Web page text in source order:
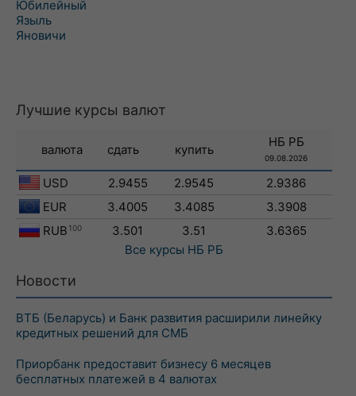
Юбилейный
Языль
Яновичи
Лучшие курсы валют
валюта сдать купить
НБ РБ
09.08.2026
USD 2.9455 2.9545
2.9386
EUR
3.4005 3.4085
3.3908
RUB 100 3.501 3.51
3.6365
Все курсы НБ РБ
Новости
ВТБ (Беларусь) и Банк развития расширили линейку
кредитных решений для СМБ
Приорбанк предоставит бизнесу 6 месяцев
бесплатных платежей в 4 валютах